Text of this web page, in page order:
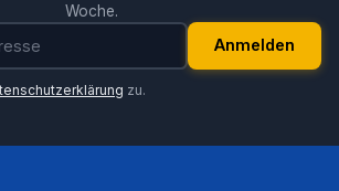
Woche.
Anmelden
zu.